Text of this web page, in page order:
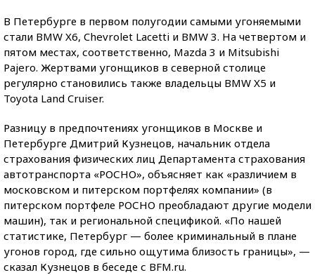
В Петербурге в первом полугодии самыми угоняемыми
стали BMW X6, Chevrolet Lacetti и BMW 3. На четвертом и
пятом местах, соответственно, Mazda 3 и Mitsubishi
Pajero. Жертвами угонщиков в северной столице
регулярно становились также владельцы BMW X5 и
Toyota Land Cruiser.
Разницу в предпочтениях угонщиков в Москве и
Петербурге Дмитрий Кузнецов, начальник отдела
страхования физических лиц Департамента страхования
автотранспорта «РОСНО», объясняет как «различием в
московском и питерском портфелях компании» (в
питерском портфеле РОСНО преобладают другие модели
машин), так и региональной спецификой. «По нашей
статистике, Петербург — более криминальный в плане
угонов город, где сильно ощутима близость границы», —
сказал Кузнецов в беседе с BFM.ru.